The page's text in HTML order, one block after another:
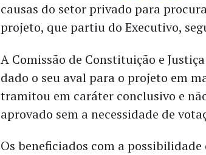
causas do setor privado para
projeto, que partiu do Executivo,
A Comissão de Constituição e
dado o seu aval para o projeto em
tramitou em caráter conclusivo e
aprovado sem a necessidade de
Os beneficiados com a possibilidade